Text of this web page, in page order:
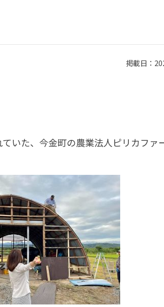
掲載日：
いた、今金町の農業法人ピリカファ